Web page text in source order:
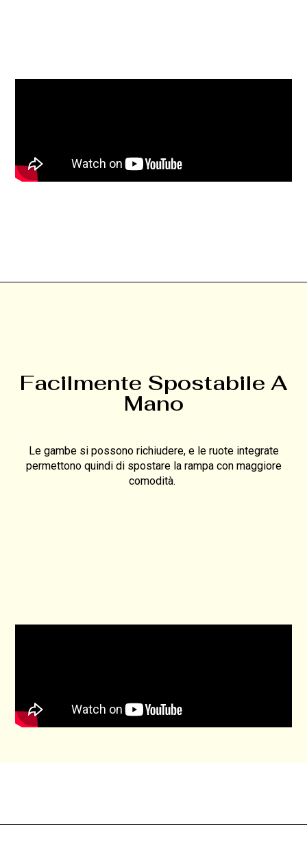
Facilmente Spostabile A
Mano
Le gambe si possono richiudere, e le ruote integrate
permettono quindi di spostare la rampa con maggiore
comodità.